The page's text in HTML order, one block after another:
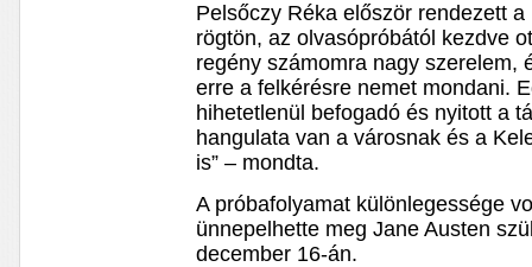
Pelsőczy Réka először rendezett
rögtön, az olvasópróbától kezdve
regény számomra nagy szerelem,
erre a felkérésre nemet mondani.
hihetetlenül befogadó és nyitott a
hangulata van a városnak és a
is” – mondta.
A próbafolyamat különlegessége
ünnepelhette meg Jane Austen
december 16-án.